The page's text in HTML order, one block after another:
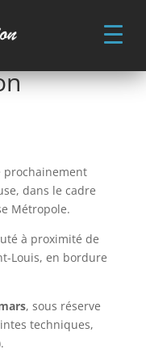
service
prochainement
, dans le cadre
Métropole.
à proximité de
Louis, en bordure
, sous réserve
techniques,